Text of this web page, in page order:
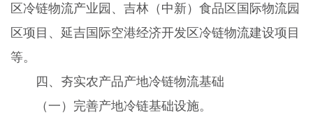
区冷链物流产业园、吉林（中新）食品区国际物流园
区项目、延吉国际空港经济开发区冷链物流建设项目
等。
四、夯实农产品产地冷链物流基础
（一）完善产地冷链基础设施。